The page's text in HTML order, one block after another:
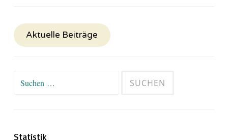
Aktuelle Beiträge
Suchen
Statistik